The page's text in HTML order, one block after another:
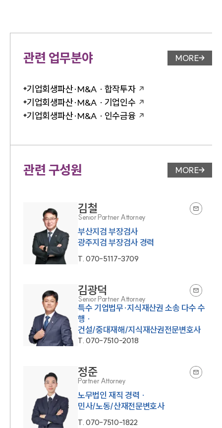
관련 업무분야 업무분야
MORE
기업회생파산·M&A · 합작투자
기업회생파산·M&A · 기업인수
기업회생파산·M&A · 인수금융
관련 구성원 변호사 페
MORE
김철
Senior Partner Attorney
부산지검 부장검사
광주지검 부장검사 경력
T.070-5117-3709
김광덕
Senior Partner Attorney
특수 기업법무·지식재산권 소송 다수 수
행 ·
건설/중대재해/지식재산권전문변호사
T.070-7510-2018
정준
Partner Attorney
노무법인 재직 경력 ·
민사/노동/산재전문변호사
T.070-7510-1822